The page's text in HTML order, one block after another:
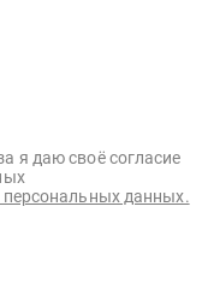
я даю своё согласие
данных.